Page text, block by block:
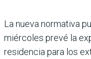
La nueva normativa
miércoles prevé la
residencia para los